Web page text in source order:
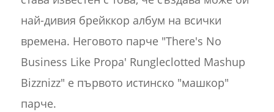
най-дивия брейккор албум на всички
времена. Неговото парче "There's No
Business Like Propa' Rungleclotted Mashup
Bizznizz" е първото истинско "машкор"
парче.